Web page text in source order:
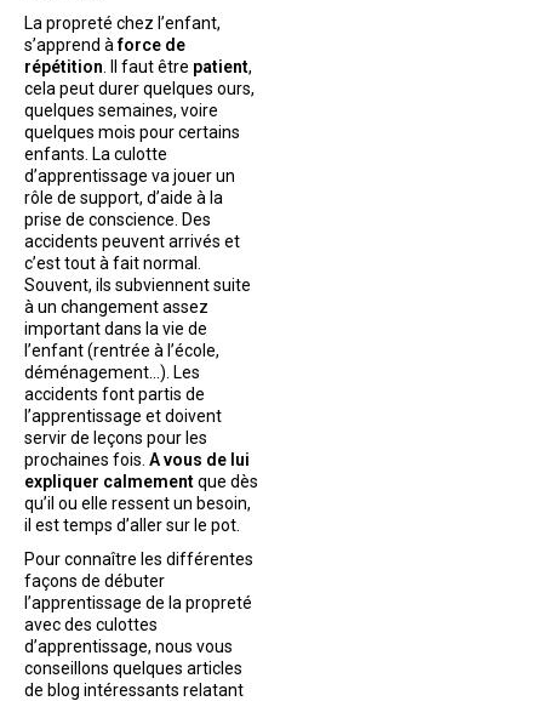
La propreté chez l’enfant,
s’apprend àforce de
répétition . Il faut être patient,
cela peut durer quelques ours,
quelques semaines, voire
quelques mois pour certains
enfants. La culotte
d’apprentissage va jouer un
rôle de support, d’aide à la
prise de conscience. Des
accidents peuvent arrivés et
c’est tout à fait normal.
Souvent, ils subviennent suite
à un changement assez
important dans la vie de
l’enfant (rentrée à l’école,
déménagement…). Les
accidents font partis de
l’apprentissage et doivent
servir de leçons pour les
prochaines fois. A vous de lui
expliquer calmementque dès
qu’il ou elle ressent un besoin,
il est temps d’aller sur le pot.
Pour connaître les différentes
façons de débuter
l’apprentissage de la propreté
avec des culottes
d’apprentissage, nous vous
conseillons quelques articles
de blog intéressants relatant